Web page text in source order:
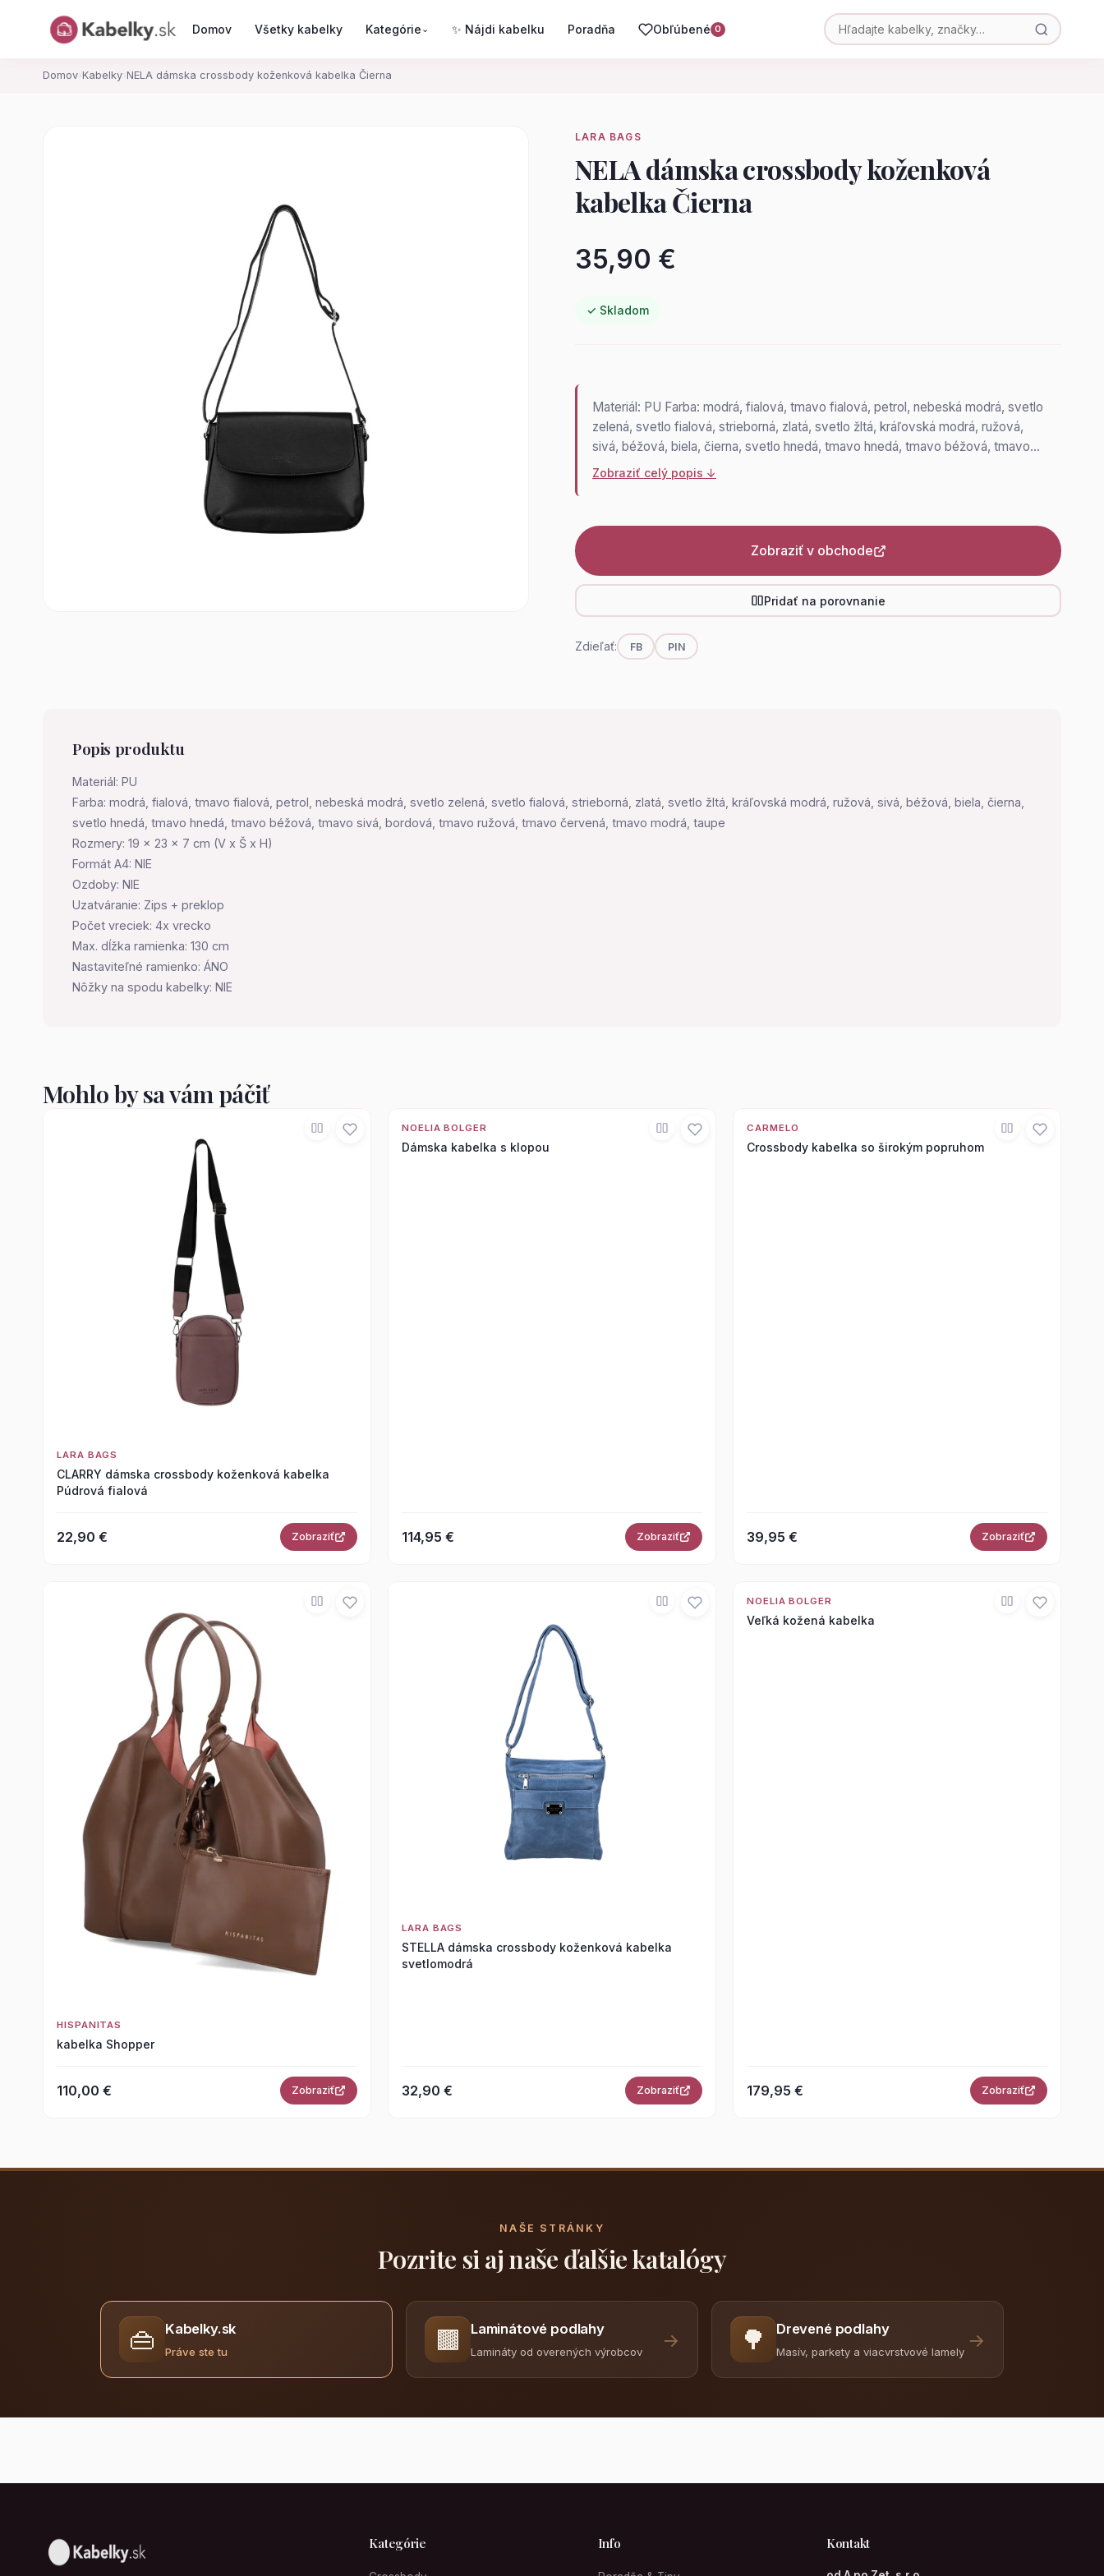
Domov Všetky kabelky Kategórie ⌄ ✨ Nájdi kabelku Poradňa Obľúbené 0
Domov› Kabelky› NELA dámska crossbody koženková kabelka Čierna
LARA BAGS
NELA dámska crossbody koženková
kabelka Čierna
35,90 €
✓ Skladom
Materiál: PU Farba: modrá, fialová, tmavo fialová, petrol, nebeská modrá, svetlo
zelená, svetlo fialová, strieborná, zlatá, svetlo žltá, kráľovská modrá, ružová,
sivá, béžová, biela, čierna, svetlo hnedá, tmavo hnedá, tmavo béžová, tmavo…
Zobraziť celý popis ↓
Zobraziť v obchode
Pridať na porovnanie
Zdieľať: FB PIN
Popis produktu
Materiál: PU
Farba: modrá, fialová, tmavo fialová, petrol, nebeská modrá, svetlo zelená, svetlo fialová, strieborná, zlatá, svetlo žltá, kráľovská modrá, ružová, sivá, béžová, biela, čierna,
svetlo hnedá, tmavo hnedá, tmavo béžová, tmavo sivá, bordová, tmavo ružová, tmavo červená, tmavo modrá, taupe
Rozmery: 19 x 23 x 7 cm (V x Š x H)
Formát A4: NIE
Ozdoby: NIE
Uzatváranie: Zips + preklop
Počet vreciek: 4x vrecko
Max. dĺžka ramienka: 130 cm
Nastaviteľné ramienko: ÁNO
Nôžky na spodu kabelky: NIE
Mohlo by sa vám páčiť
LARA BAGS
CLARRY dámska crossbody koženková kabelka
Púdrová fialová
22,90 € Zobraziť
NOELIA BOLGER
Dámska kabelka s klopou
114,95 € Zobraziť
CARMELO
Crossbody kabelka so širokým popruhom
39,95 € Zobraziť
HISPANITAS
kabelka Shopper
110,00 € Zobraziť
LARA BAGS
STELLA dámska crossbody koženková kabelka
svetlomodrá
32,90 € Zobraziť
NOELIA BOLGER
Veľká kožená kabelka
179,95 € Zobraziť
NAŠE STRÁNKY
Pozrite si aj naše ďalšie katalógy
👜 Kabelky.sk
Práve ste tu 🟫 Laminátové podlahy
Lamináty od overených výrobcov
→ 🌳 Drevené podlahy
Masív, parkety a viacvrstvové lamely
→
Kategórie Info Kontakt